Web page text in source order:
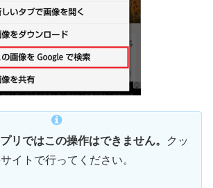
リではこの操作はできません。
クッ
イトで行ってください。